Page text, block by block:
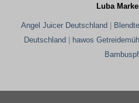
Luba
Angel Juicer Deutschland
Deutschland
hawos